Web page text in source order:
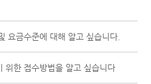
요금수준에 대해 알고 싶습니다.
위한 접수방법을 알고 싶습니다